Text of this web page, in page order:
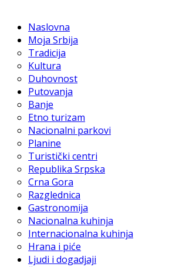
Naslovna
Moja Srbija
Tradicija
Kultura
Duhovnost
Putovanja
Banje
Etno turizam
Nacionalni parkovi
Planine
Turistički centri
Republika Srpska
Crna Gora
Razglednica
Gastronomija
Nacionalna kuhinja
Internacionalna kuhinja
Hrana i piće
Ljudi i dogadjaji